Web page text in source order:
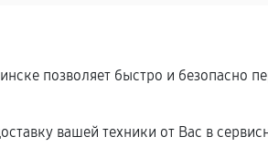
позволяет быстро и безопасно
вашей техники от Вас в